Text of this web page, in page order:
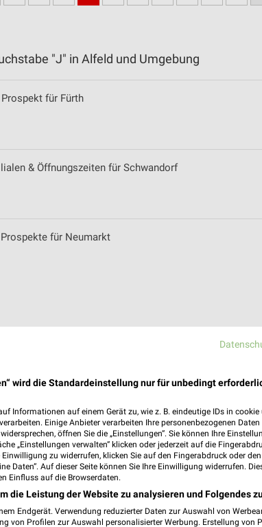
"J" in Alfeld und Umgebung
für Fürth
& Öffnungszeiten für Schwandorf
für Neumarkt
wird die Standardeinstellung nur für unbedingt
Informationen auf einem Gerät zu, wie z. B. eindeutige IDs in cookie
Einige Anbieter verarbeiten Ihre personenbezogenen
öffnen Sie die „Einstellungen“. Sie können Ihre
„Einstellungen verwalten“ klicken oder jederzeit auf die
zu widerrufen, klicken Sie auf den Fingerabdruck oder
Daten“. Auf dieser Seite können Sie Ihre Einwilligung widerrufen.
Einfluss auf die Browserdaten.
die Leistung der Website zu analysieren und Folgendes
Endgerät. Verwendung reduzierter Daten zur Auswahl von
von Profilen zur Auswahl personalisierter Werbung. Erstellung von